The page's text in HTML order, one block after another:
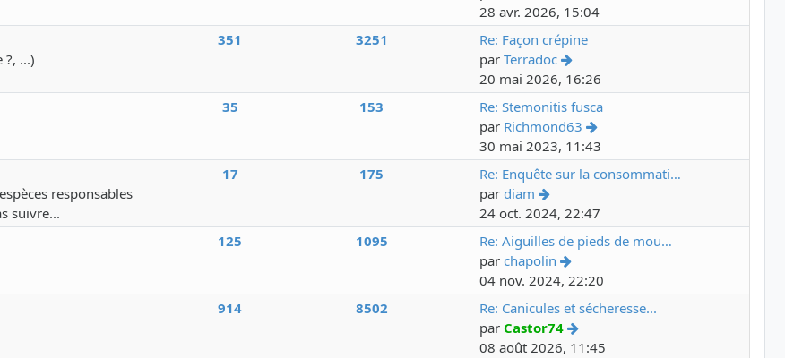
28 avr. 2026, 15:04
...)
351 3251
Re: Façon crépine
par Terradoc
20 mai 2026, 16:26
35 153
Re: Stemonitis fusca
par Richmond63
30 mai 2023, 11:43
responsables
suivre...
17 175
Re: Enquête sur la consommati…
par diam
24 oct. 2024, 22:47
125 1095
Re: Aiguilles de pieds de mou…
par chapolin
04 nov. 2024, 22:20
914 8502
Re: Canicules et sécheresse...
par Castor74
08 août 2026, 11:45